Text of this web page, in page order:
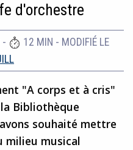
d'orchestre
- 12 MIN - MODIFIÉ LE
"A corps et à cris"
Bibliothèque
souhaité mettre
milieu musical